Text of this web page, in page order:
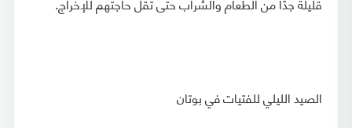
الصيد الليلي للفتيات في بوتان